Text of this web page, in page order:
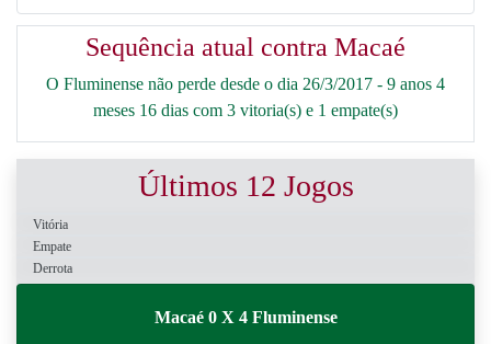
Sequência atual contra Macaé
O Fluminense não perde desde o dia 26/3/2017 - 9 anos 4
meses 16 dias com 3 vitoria(s) e 1 empate(s)
Últimos 12 Jogos
Vitória
Empate
Derrota
Macaé 0 X 4 Fluminense